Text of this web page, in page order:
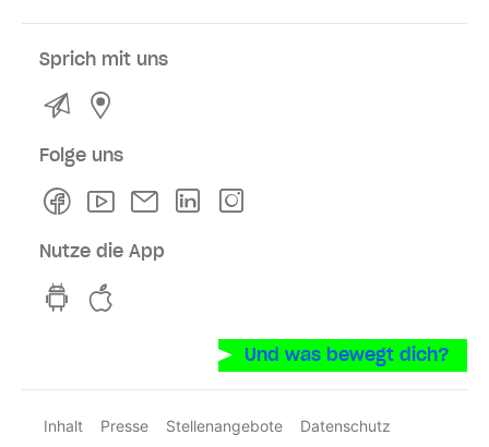
Sprich mit uns
Kontakt
Folge uns
FacebookYoutubeNewsletterLinkedln
Nutze die App
hvv switch App auf GooglePlay
Und was bewegt dich?
Inhalt Presse Stellenangebote
Datenschutz